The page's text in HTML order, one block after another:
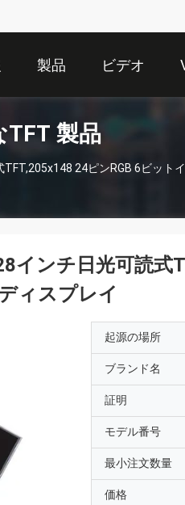
製品 ビデオ
TFT 製品
24ピンRGB 6ビット
インチ日光可読式
ィスプレイ
起源の場所
ブランド名
証明
モデル番号
最小注文数量
価格